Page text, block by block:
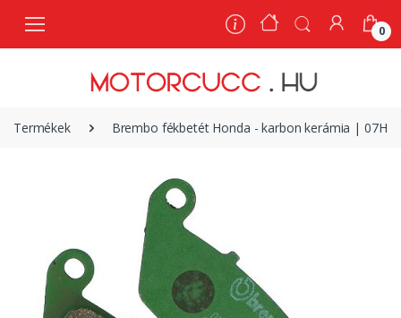
0
Termékek Brembo fékbetét Honda - karbon kerámia |
0